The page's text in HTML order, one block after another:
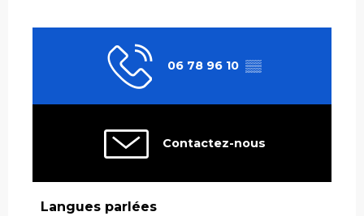
06 78 96 10 ▒▒
Contactez-nous
Langues parlées
Langues parlées